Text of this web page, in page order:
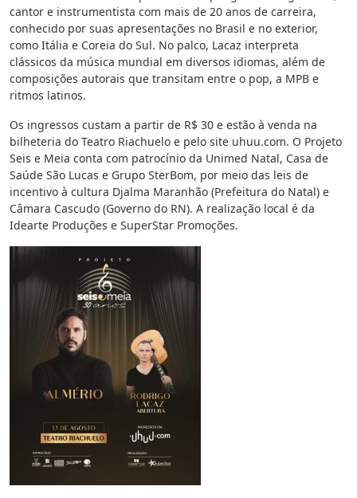
cantor e instrumentista com mais de 20 anos de carreira,
conhecido por suas apresentações no Brasil e no exterior,
como Itália e Coreia do Sul. No palco, Lacaz interpreta
clássicos da música mundial em diversos idiomas, além de
composições autorais que transitam entre o pop, a MPB e
ritmos latinos.
Os ingressos custam a partir de R$ 30 e estão à venda na
bilheteria do Teatro Riachuelo e pelo site uhuu.com. O Projeto
Seis e Meia conta com patrocínio da Unimed Natal, Casa de
Saúde São Lucas e Grupo SterBom, por meio das leis de
incentivo à cultura Djalma Maranhão (Prefeitura do Natal) e
Câmara Cascudo (Governo do RN). A realização local é da
Idearte Produções e SuperStar Promoções.